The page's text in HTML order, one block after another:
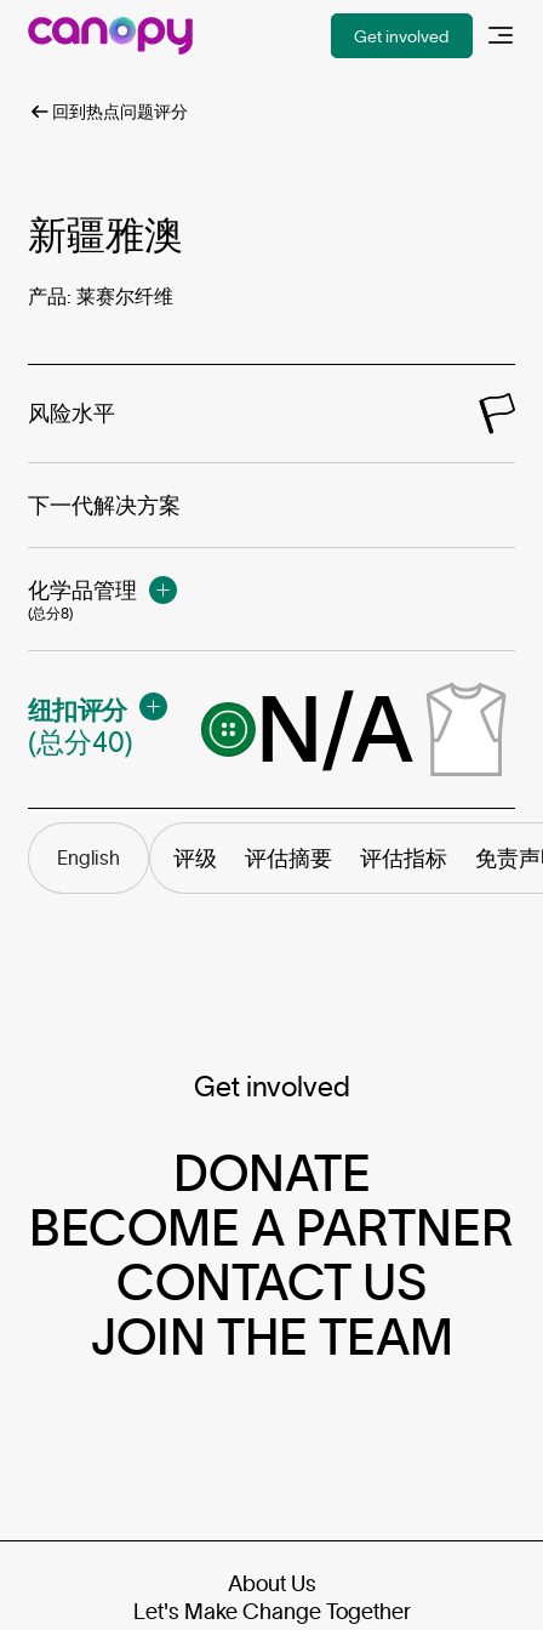
Get involved
回到热点问题评分
新疆雅澳
产品: 莱赛尔纤维
风险水平
下一代解决方案
化学品管理
(总分8)
纽扣评分
(总分40) N/A
English 评级 评估摘要 评估指标 免责
Get involved
DONATE
BECOME A PARTNER
CONTACT US
JOIN THE TEAM
About Us
Let's Make Change Together